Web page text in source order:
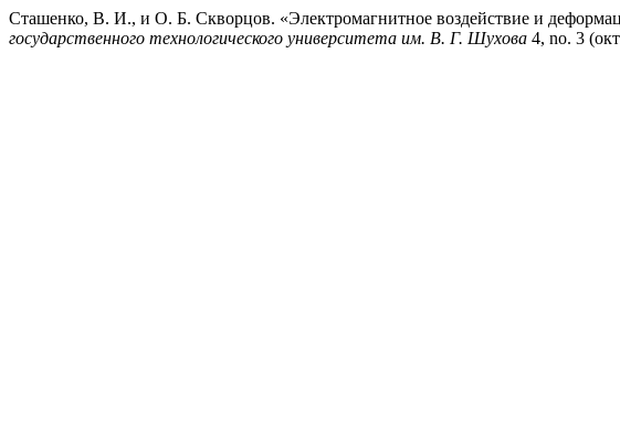
Сташенко, В. И., и О. Б. Скворцов. «Электромагнитное воздействие и
государственного технологического университета им. В. Г. Шухова 4, no. 3